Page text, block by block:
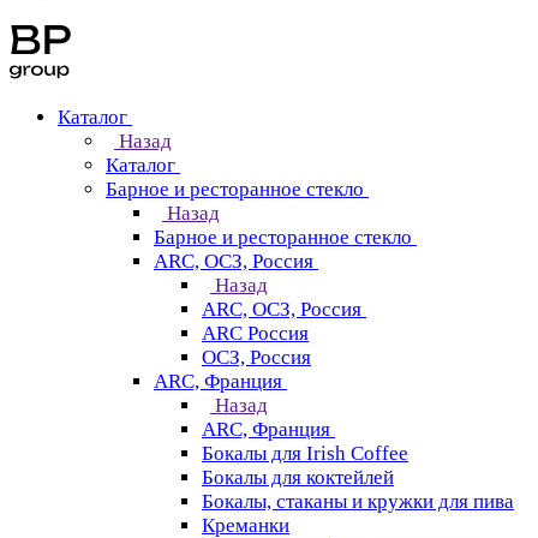
Каталог
Назад
Каталог
Барное и ресторанное стекло
Назад
Барное и ресторанное стекло
ARC, ОСЗ, Россия
Назад
ARC, ОСЗ, Россия
ARC Россия
ОСЗ, Россия
ARC, Франция
Назад
ARC, Франция
Бокалы для Irish Coffee
Бокалы для коктейлей
Бокалы, стаканы и кружки для пива
Креманки